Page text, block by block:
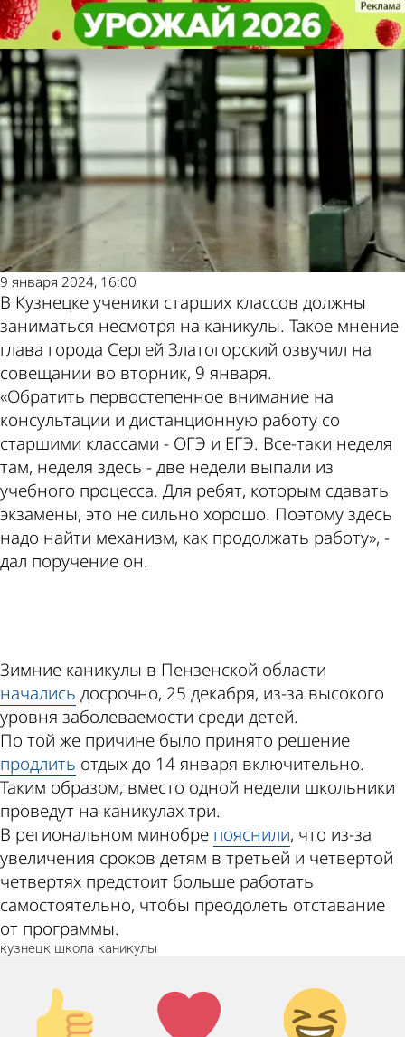
Кузнецкие старшеклассники
будут учиться в каникулы
Учеба
9 января 2024, 16:00
В Кузнецке ученики старших классов должны
заниматься несмотря на каникулы. Такое мнение
глава города Сергей Златогорский озвучил на
совещании во вторник, 9 января.
«Обратить первостепенное внимание на
консультации и дистанционную работу со
старшими классами - ОГЭ и ЕГЭ. Все-таки неделя
там, неделя здесь - две недели выпали из
учебного процесса. Для ребят, которым сдавать
экзамены, это не сильно хорошо. Поэтому здесь
надо найти механизм, как продолжать работу», -
дал поручение он.
Зимние каникулы в Пензенской области
начались досрочно, 25 декабря, из-за высокого
уровня заболеваемости среди детей.
По той же причине было принято решение
продлить отдых до 14 января включительно.
Таким образом, вместо одной недели школьники
проведут на каникулах три.
В региональном минобре пояснили, что из-за
увеличения сроков детям в третьей и четвертой
четвертях предстоит больше работать
самостоятельно, чтобы преодолеть отставание
от программы.
кузнецк школа каникулы
Палец
вверх!
Лайк!
Дикий
смех!
Кузнецкие старшеклассники
будут учиться в каникулы
Учеба
Другие новости по
теме
Погода и курсы
валют в Пензе